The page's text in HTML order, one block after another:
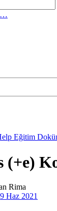
Eğitim
(+e)
Rima
9 Haz 2021